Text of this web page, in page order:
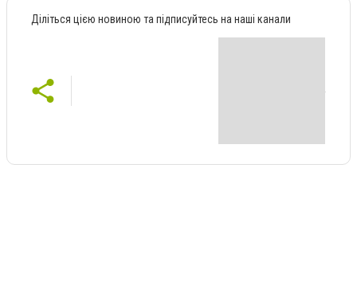
Діліться цією новиною та підписуйтесь на наші канали